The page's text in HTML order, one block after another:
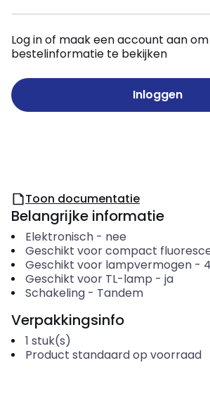
Log in of maak een account aan
bestelinformatie te bekijken
Inloggen
Toon documentatie
Belangrijke informatie
Elektronisch- nee
Geschikt voor compact
Geschikt voor lampvermogen-
Geschikt voor TL-lamp - ja
Schakeling- Tandem
Verpakkingsinfo
1 stuk(s)
Product standaard op voorraad